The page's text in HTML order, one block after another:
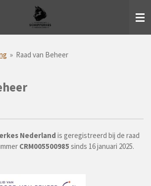
» Raad van Beheer
Nederland is geregistreerd bij de raad
CRM005500985 sinds 16 januari 2025.